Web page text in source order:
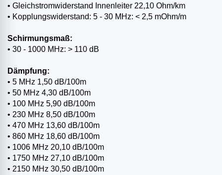
• Gleichstromwiderstand Innenleiter 22,10 Ohm/km
• Kopplungswiderstand: 5 - 30 MHz: < 2,5 mOhm/m
Schirmungsmaß:
• 30 - 1000 MHz: > 110 dB
Dämpfung:
• 5 MHz 1,50 dB/100m
• 50 MHz 4,30 dB/100m
• 100 MHz 5,90 dB/100m
• 230 MHz 8,50 dB/100m
• 470 MHz 13,60 dB/100m
• 860 MHz 18,60 dB/100m
• 1006 MHz 20,10 dB/100m
• 1750 MHz 27,10 dB/100m
• 2150 MHz 30,50 dB/100m